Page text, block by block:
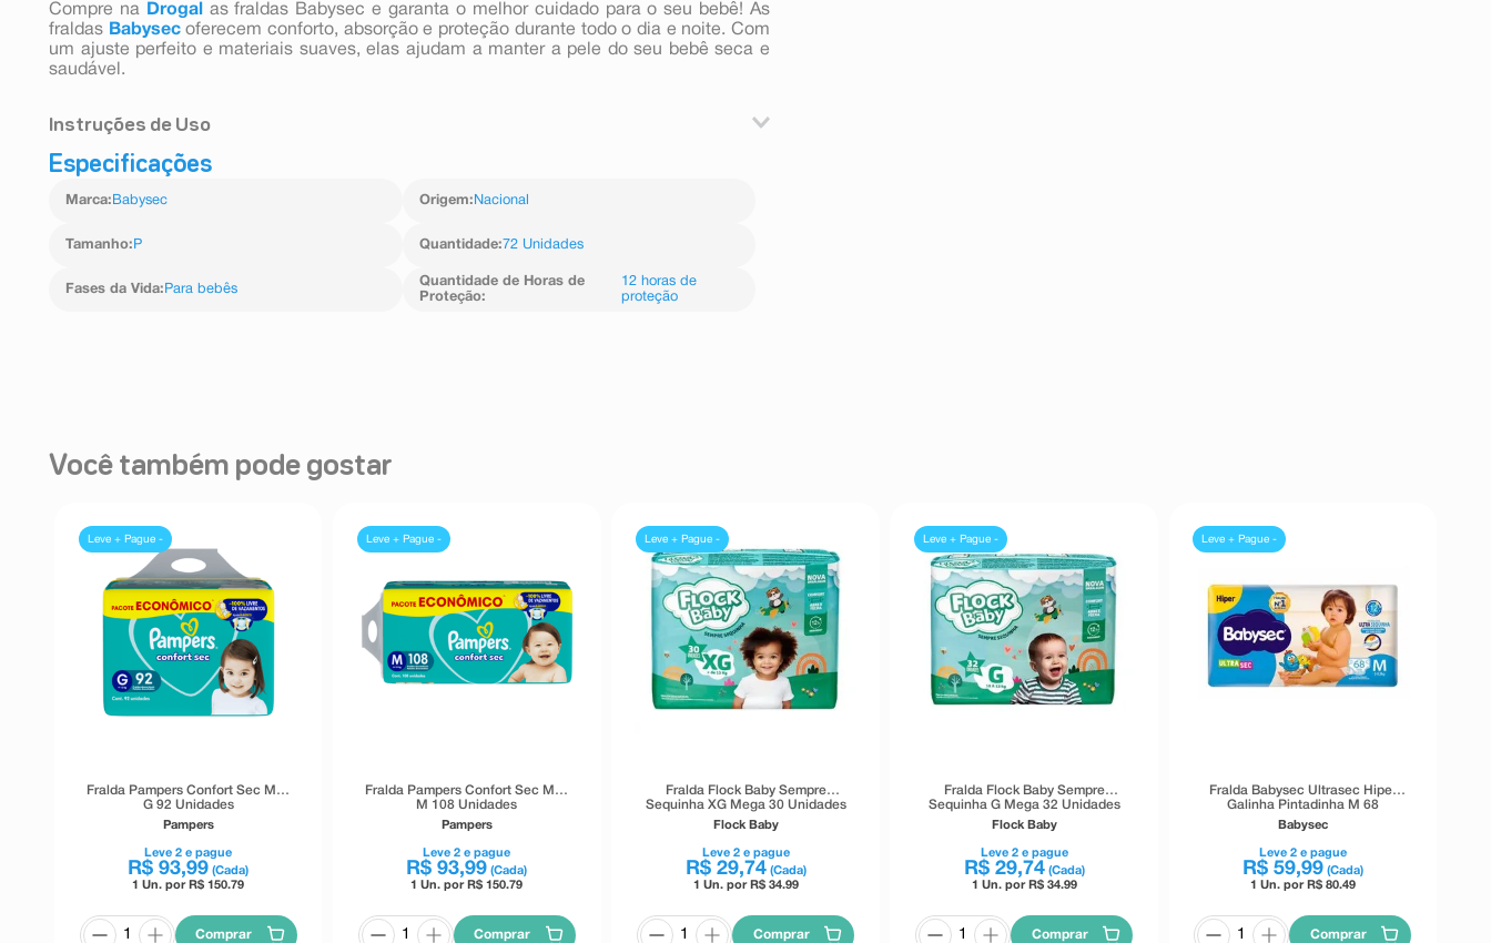
Compre na Drogal
as fraldas Babysec e garanta o melhor cuidado para o seu bebê! As
fraldas Babysec oferecem conforto, absorção e proteção durante todo o dia e noite. Com
um ajuste perfeito e materiais suaves, elas ajudam a manter a pele do seu bebê seca e
saudável.
Instruções de Uso
1. Retire a fralda da embalagem e estique-a para ajustar o formato.
3. Levante as perninhas suavemente para posicionar a parte de trás da fralda abaixo do
4. Traga a parte da frente da fralda para cima, cobrindo a barriguinha do bebê.
apertado, nem muito folgado.
6. Certifique-se de que as barreiras antivazamento estão bem ajustadas ao redor das
Especificações
Marca: Babysec Origem: Nacional
Tamanho: P Quantidade:72 Unidades
Fases da Vida: Para bebês
Quantidade de Horas de
Proteção:
12 horas de
proteção
Você também pode gostar
Leve + Pague -
Fralda Pampers Confort Sec Max
G 92 Unidades
Pampers
Leve2 e pague
R$ 93,99 (Cada)
1 Un. por R$150.79
Comprar
Leve + Pague -
Fralda Pampers Confort Sec Max
M 108 Unidades
Pampers
Leve2 e pague
R$ 93,99 (Cada)
1 Un. por R$150.79
Comprar
Leve + Pague -
Fralda Flock Baby Sempre
Sequinha XG Mega 30 Unidades
Flock Baby
Leve 2e pague
R$ 29,74 (Cada)
1 Un. por R$ 34.99
Comprar
Leve + Pague -
Fralda Flock Baby Sempre
Sequinha G Mega 32 Unidades
Flock Baby
Leve 2e pague
R$ 29,74 (Cada)
1 Un. por R$ 34.99
Comprar
Leve + Pague -
Fralda Babysec Ultrasec Hiper
Galinha Pintadinha M 68
Unidades
Babysec
Leve 2e pague
R$ 59,99 (Cada)
1 Un. por R$ 80.49
Comprar